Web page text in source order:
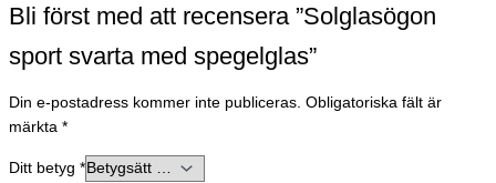
Bli först med att recensera ”Solglasögon
sport svarta med spegelglas”
Din e-postadress kommer inte publiceras. Obligatoriska fält är
märkta *
Ditt betyg *